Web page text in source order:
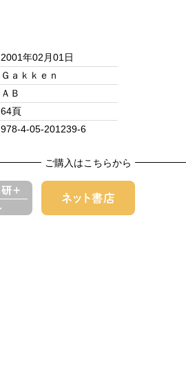
2001年02月01日
Ｇａｋｋｅｎ
ＡＢ
64頁
978-4-05-201239-6
ご購入はこちらから